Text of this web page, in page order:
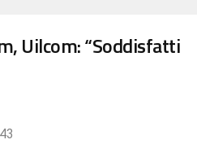
Uilcom: “Soddisfatti